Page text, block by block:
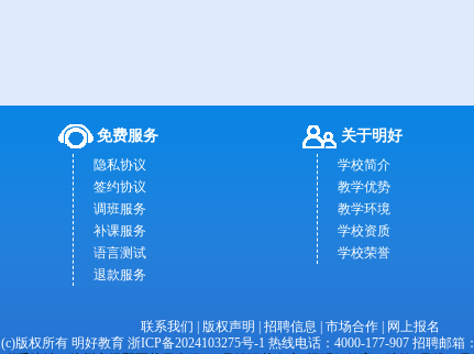
免费服务
隐私协议
签约协议
调班服务
补课服务
语言测试
退款服务
关于明好
学校简介
教学优势
教学环境
学校资质
学校荣誉
联系我们 版权声明 招聘信息 市场合作
网上报名
(c)版权所有 明好教育 浙ICP备2024103275号-1 热线电话：4000-177-907 招聘邮箱：